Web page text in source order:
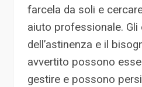
farcela da soli e
aiuto professionale.
dell’astinenza e il
avvertito possono
gestire e possono